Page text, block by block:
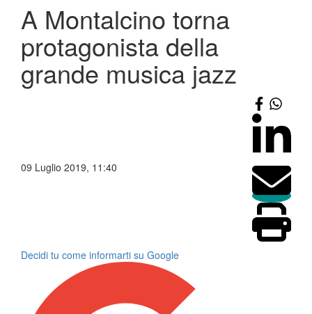
A Montalcino torna
protagonista della
grande musica jazz
09 Luglio 2019, 11:40
Decidi tu come informarti su Google